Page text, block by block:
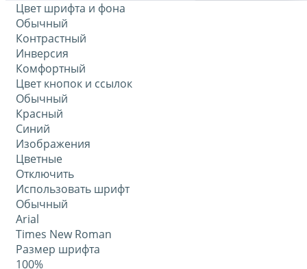
Цвет шрифта и фона
Обычный
Контрастный
Инверсия
Комфортный
Цвет кнопок и ссылок
Обычный
Красный
Синий
Изображения
Цветные
Отключить
Использовать шрифт
Обычный
Arial
Times New Roman
Размер шрифта
100%